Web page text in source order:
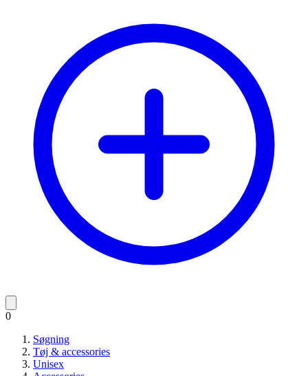
0
Søgning
Tøj & accessories
Unisex